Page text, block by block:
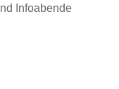
Infoabende